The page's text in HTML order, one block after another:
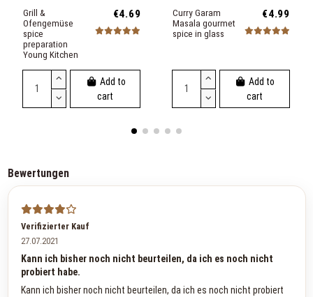
Grill &
Ofengemüse
spice
preparation
Young Kitchen
€4.69
Add to
cart
Curry Garam
Masala gourmet
spice in glass
€4.99
Add to
cart
Bewertungen
Verifizierter Kauf
27.07.2021
Kann ich bisher noch nicht beurteilen, da ich es noch nicht
probiert habe.
Kann ich bisher noch nicht beurteilen, da ich es noch nicht probiert